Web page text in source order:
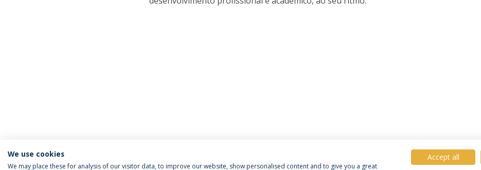
We use cookies
We may place these for analysis of our visitor data, to improve our website, show personalised content and to give you a great
Accept all